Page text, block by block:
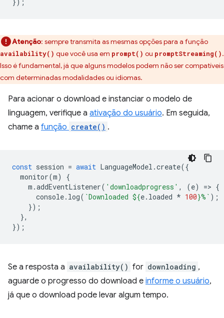
Atenção: sempre transmita as mesmas opções para a função
availability() que você usa em prompt() ou promptStreaming().
Isso é fundamental, já que alguns modelos podem não ser compatíveis
com determinadas modalidades ou idiomas.
Para acionar o download e instanciar o modelo de
linguagem, verifique a ativação do usuário. Em seguida,
chame a função create() .
const session = await LanguageModel .create({
monitor(m)
{
m .addEventListener( 'downloadprogress' , (e) => {
console. log( `Downloaded ${e. loaded * 100}%` );
});
},
});
Se a resposta a availability() for downloading ,
aguarde o progresso do download e informe o usuário,
já que o download pode levar algum tempo.